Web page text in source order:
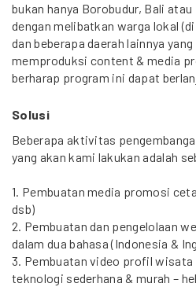
bukan hanya Borobudur, Bali
dengan melibatkan warga lokal
dan beberapa daerah lainnya
memproduksi content & media
berharap program ini dapat
Solusi
Beberapa aktivitas
yang akan kami lakukan adalah
1. Pembuatan media promosi
dsb)
2. Pembuatan dan pengelolaan
dalam dua bahasa (Indonesia &
3. Pembuatan video profil wisata
teknologi sederhana & murah –